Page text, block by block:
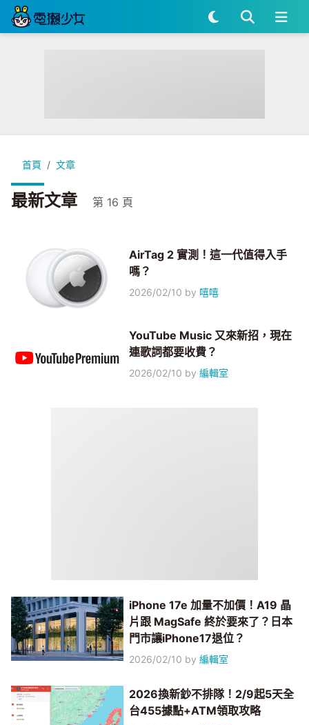
首頁 文章
最新文章 第 16 頁
AirTag 2 實測！這一代值得入手
嗎？
2026/02/10 by 嘻嘻
YouTube Music 又來新招，現在
連歌詞都要收費？
2026/02/10 by編輯室
iPhone 17e 加量不加價！A19 晶
片跟 MagSafe 終於要來了？日本
門市讓iPhone17退位？
2026/02/10 by編輯室
2026換新鈔不排隊！2/9起5天全
台455據點+ATM領取攻略